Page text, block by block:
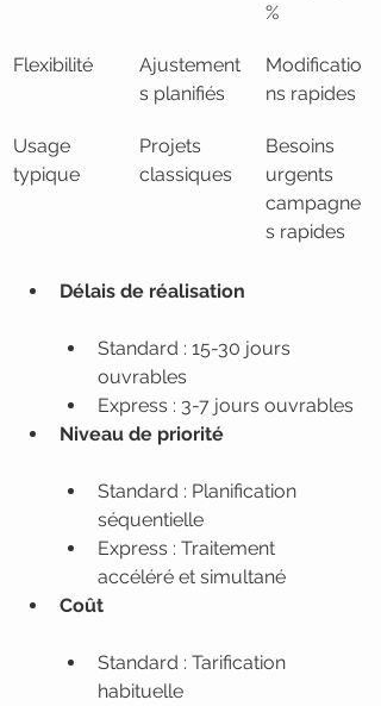
%
Flexibilité
Ajustement
s planifiés
Modificatio
ns rapides
Usage
typique
Projets
classiques
Besoins
urgents
campagne
s rapides
Délais de réalisation
Standard : 15-30 jours
ouvrables
Express : 3-7 jours ouvrables
Niveau de priorité
Standard : Planification
séquentielle
Express : Traitement
accéléré et simultané
Coût
Standard : Tarification
habituelle